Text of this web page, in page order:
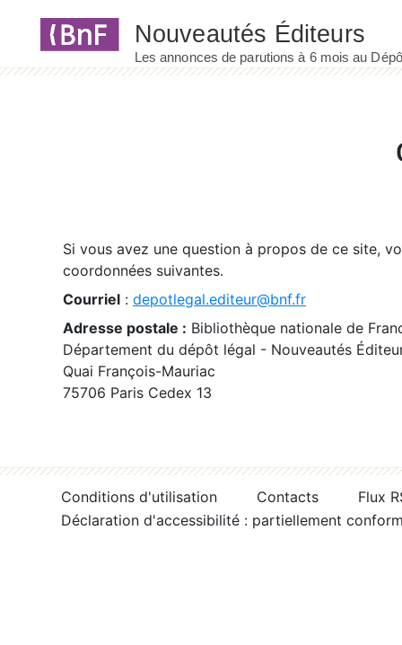
Si vous avez une question à propos de ce site,
coordonnées suivantes.
Courriel : depotlegal.editeur@bnf.fr
Adresse postale : Bibliothèque nationale de
Département du dépôt légal - Nouveautés
Quai François-Mauriac
75706 Paris Cedex 13
Conditions d'utilisation Contacts
Flux
Déclaration d'accessibilité : partiellement